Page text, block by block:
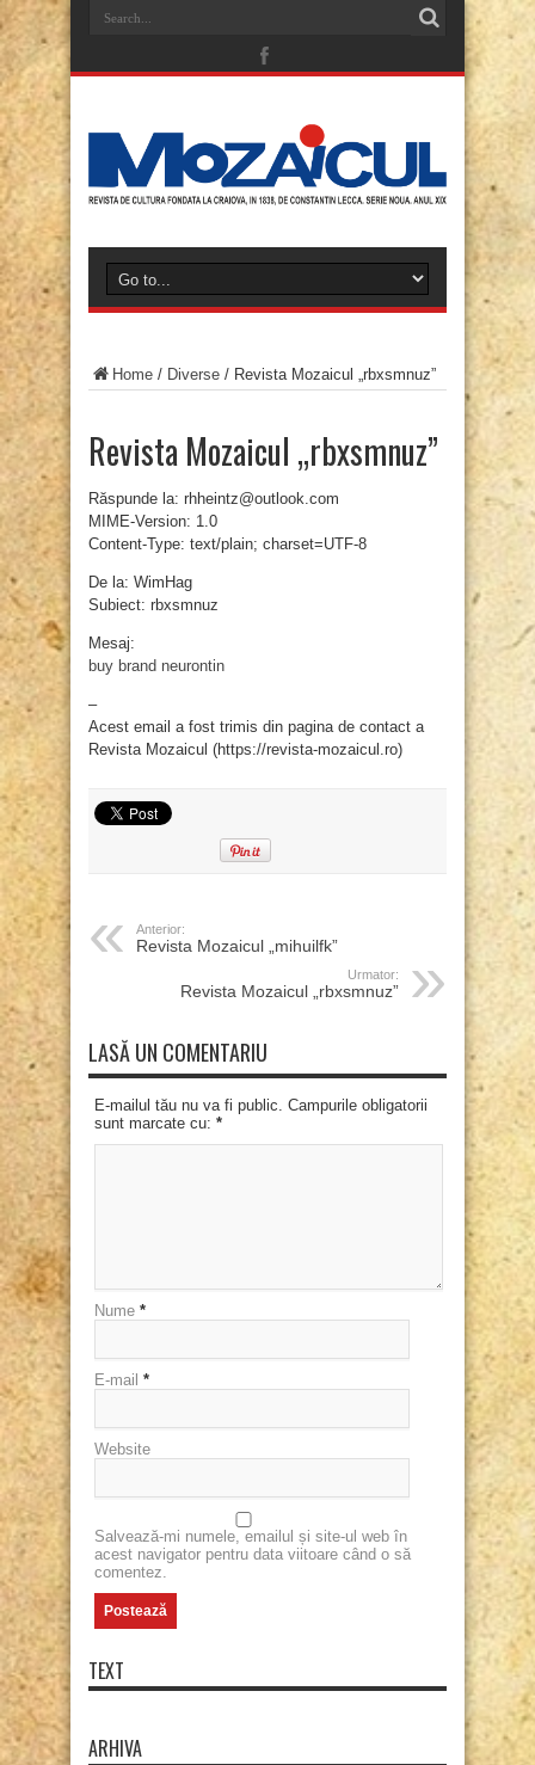
Home / Diverse / Revista Mozaicul „rbxsmnuz”
Revista Mozaicul „rbxsmnuz”
Răspunde la: rhheintz@outlook.com
MIME-Version: 1.0
Content-Type: text/plain; charset=UTF-8
De la: WimHag
Subiect: rbxsmnuz
Mesaj:
buy brand neurontin
–
Acest email a fost trimis din pagina de contact a
Revista Mozaicul (https://revista-mozaicul.ro)
Anterior:
Revista Mozaicul „mihuilfk”
Urmator:
Revista Mozaicul „rbxsmnuz”
LASĂ UN COMENTARIU
E-mailul tău nu va fi public. Campurile obligatorii
sunt marcate cu: *
Nume *
E-mail *
Website
Salvează-mi numele, emailul și site-ul web în
acest navigator pentru data viitoare când o să
comentez.
TEXT
ARHIVA